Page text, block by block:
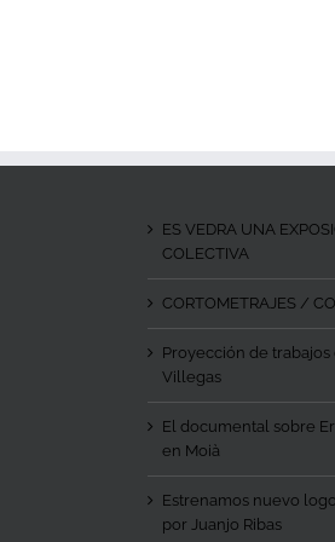
ES VEDRA UNA
COLECTIVA
CORTOMETRAJES /
Proyección de trabajos
Villegas
El documental sobre
en Moià
Estrenamos nuevo
por Juanjo Ribas